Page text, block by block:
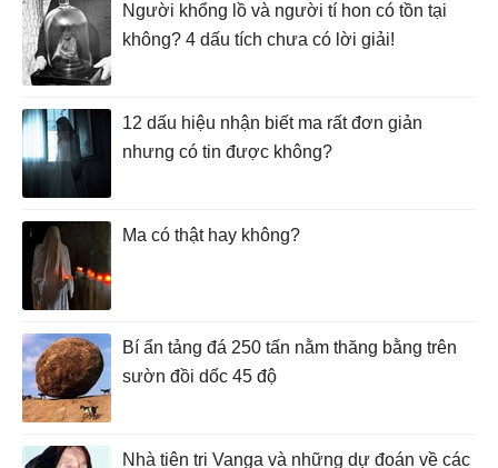
Người khổng lồ và người tí hon có tồn tại
không? 4 dấu tích chưa có lời giải!
12 dấu hiệu nhận biết ma rất đơn giản
nhưng có tin được không?
Ma có thật hay không?
Bí ẩn tảng đá 250 tấn nằm thăng bằng trên
sườn đồi dốc 45 độ
Nhà tiên tri Vanga và những dự đoán về các